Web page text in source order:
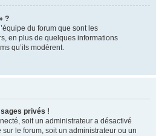
?
du forum que sont les
en plus de quelques informations
qu’ils modèrent.
privés !
soit un administrateur a désactivé
le forum, soit un administrateur ou un